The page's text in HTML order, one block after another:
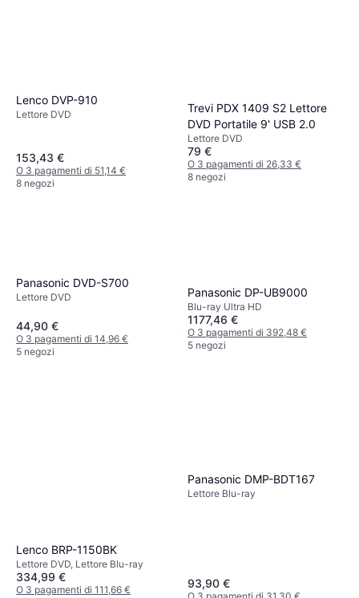
Lenco DVP-910
Lettore DVD
153,43 €
O 3 pagamenti di 51,14 €
8 negozi
Trevi PDX 1409 S2 Lettore
DVD Portatile 9' USB 2.0
Lettore DVD
79 €
O 3 pagamenti di 26,33 €
8 negozi
Panasonic DVD-S700
Lettore DVD
44,90 €
O 3 pagamenti di 14,96 €
5 negozi
Panasonic DP-UB9000
Blu-ray Ultra HD
1177,46 €
O 3 pagamenti di 392,48 €
5 negozi
Lenco BRP-1150BK
Lettore DVD, Lettore Blu-ray
334,99 €
O 3 pagamenti di 111,66 €
Panasonic DMP-BDT167
Lettore Blu-ray
93,90 €